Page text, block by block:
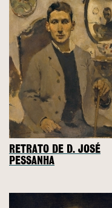
RETRATO DE D. JOSÉ
PESSANHA